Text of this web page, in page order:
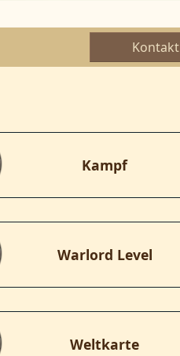
Kontakt
Kampf
Warlord Level
Weltkarte